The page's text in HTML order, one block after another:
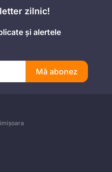
zilnic!
și alertele
Mă abonez